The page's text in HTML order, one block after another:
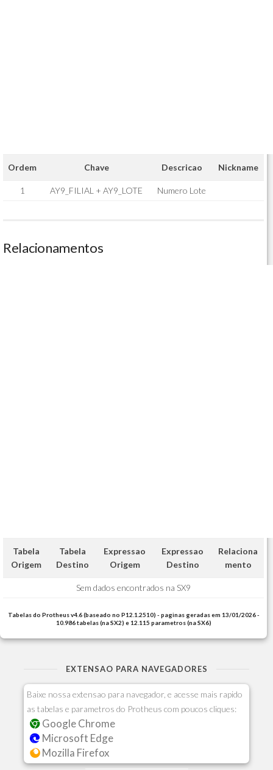
Ordem Chave Descricao Nickname
1 AY9_FILIAL + AY9_LOTE Numero Lote
Relacionamentos
Tabela
Origem
Tabela
Destino
Expressao
Origem
Expressao
Destino
Relaciona
mento
Sem dados encontrados na SX9
Tabelas do Protheus v4.6 (baseado no P12.1.2510) - paginas geradas em 13/01/2026 -
10.986 tabelas (na SX2) e 12.115 parametros (na SX6)
EXTENSAO PARA NAVEGADORES
Baixe nossa extensao para navegador, e acesse mais rapido
as tabelas e parametros do Protheus com poucos cliques:
Google Chrome
Microsoft Edge
Mozilla Firefox